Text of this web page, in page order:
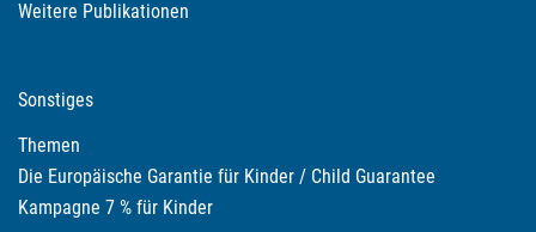
Weitere Publikationen
Sonstiges
Themen
Die Europäische Garantie für Kinder / Child Guarantee
Kampagne 7 % für Kinder